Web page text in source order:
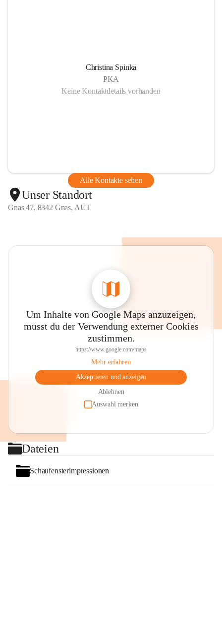
Christina Spinka
PKA
Keine Kontaktdetails vorhanden
Alle Kontakte sehen
Unser Standort
Gnas 47, 8342 Gnas, AUT
Um Inhalte von Google Maps anzuzeigen,
musst du der Verwendung externer Cookies
zustimmen.
https://www.google.com/maps
Mehr erfahren
Akzeptieren und anzeigen
Ablehnen
Auswahl merken
Dateien
Schaufensterimpressionen